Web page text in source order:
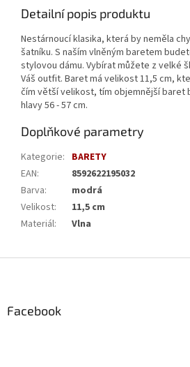
Detailní popis produktu
Nestárnoucí klasika, která by neměla
šatníku. S naším vlněným baretem
stylovou dámu. Vybírat můžete z velké
Váš outfit. Baret má velikost 11,5 cm,
čím větší velikost, tím objemnější baret
hlavy 56 - 57 cm.
Doplňkové parametry
Kategorie: BARETY
EAN:
8592622195032
Barva:
modrá
Velikost:
11,5 cm
Materiál: Vlna
Facebook